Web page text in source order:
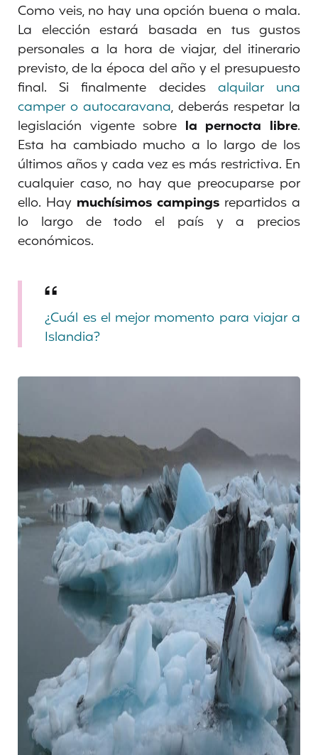
Como veis, no hay una opción buena o mala.
La elección estará basada en tus gustos
personales a la hora de viajar, del itinerario
previsto, de la época del año y el presupuesto
final. Si finalmente decides alquilar una
camper o autocaravana, deberás respetar la
legislación vigente sobre la pernocta libre.
Esta ha cambiado mucho a lo largo de los
últimos años y cada vez es más restrictiva. En
cualquier caso, no hay que preocuparse por
ello. Hay muchísimos campings repartidos a
lo largo de todo el país y a precios
económicos.
¿Cuál es el mejor momento para viajar a
Islandia?